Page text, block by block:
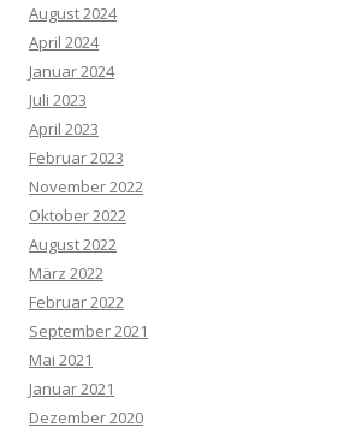
August 2024
April 2024
Januar 2024
Juli 2023
April 2023
Februar 2023
November 2022
Oktober 2022
August 2022
März 2022
Februar 2022
September 2021
Mai 2021
Januar 2021
Dezember 2020